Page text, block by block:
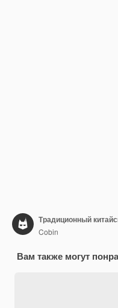
Традиционный
Cobin
Вам также могут